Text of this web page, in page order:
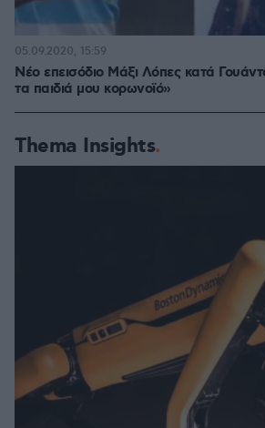
Νέο επεισόδιο Μάξι Λόπες κατά
τα παιδιά μου κορωνοϊό»
05.09.2020, 15:59
Thema Insights